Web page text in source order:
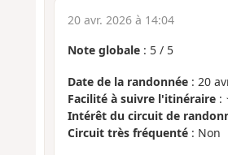
20 avr. 2026 à 14:04
Note globale: 5/ 5
Date de la randonnée: 20
Facilité à suivre l'itinéraire:
Intérêt du circuit de
Circuit très fréquenté: Non